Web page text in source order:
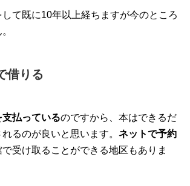
て既に10年以上経ちますが今のところ
借りる
払っているのですから、本はできるだ
るのが良いと思います。 ネットで予約
受け取ることができる地区もありま